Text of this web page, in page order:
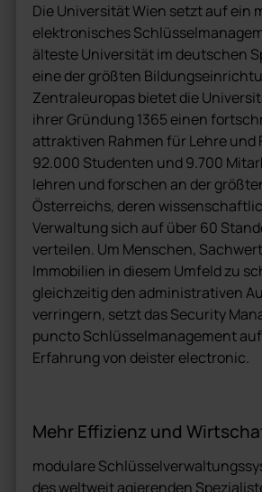
Die Universität Wien setzt auf ein
elektronisches
älteste Universität im deutschen
eine der größten
Zentraleuropas bietet die
ihrer Gründung 1365 einen
attraktiven Rahmen für Lehre und
92.000 Studenten und 9.700
lehren und forschen an der
Österreichs, deren
Verwaltung sich auf über 60
verteilen. Um Menschen,
Immobilien in diesem Umfeld zu
gleichzeitig den administrativen
verringern, setzt das Security
puncto Schlüsselmanagement
Erfahrung von deister electronic.
Mehr Effizienz und
modulare
des weltweit agierenden